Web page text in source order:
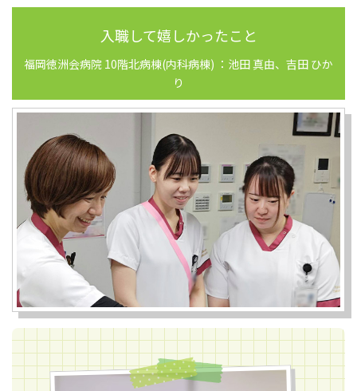
入職して嬉しかったこと
福岡徳洲会病院 10階北病棟(内科病棟) ：池田 真由、吉田 ひか
り